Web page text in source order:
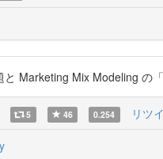
Marketing Mix Modeling の
5 46 0.254 リツ